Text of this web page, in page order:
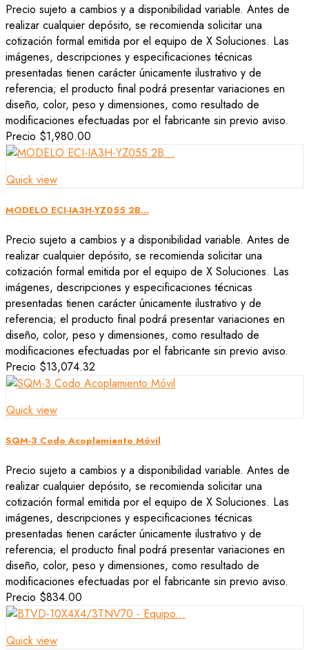
Precio sujeto a cambios y a disponibilidad variable. Antes de
realizar cualquier depósito, se recomienda solicitar una
cotización formal emitida por el equipo de X Soluciones. Las
imágenes, descripciones y especificaciones técnicas
presentadas tienen carácter únicamente ilustrativo y de
referencia; el producto final podrá presentar variaciones en
diseño, color, peso y dimensiones, como resultado de
modificaciones efectuadas por el fabricante sin previo aviso.
Precio $1,980.00
Quick view
MODELO ECI-IA3H-YZ055 2B...
Precio sujeto a cambios y a disponibilidad variable. Antes de
realizar cualquier depósito, se recomienda solicitar una
cotización formal emitida por el equipo de X Soluciones. Las
imágenes, descripciones y especificaciones técnicas
presentadas tienen carácter únicamente ilustrativo y de
referencia; el producto final podrá presentar variaciones en
diseño, color, peso y dimensiones, como resultado de
modificaciones efectuadas por el fabricante sin previo aviso.
Precio $13,074.32
Quick view
SQM-3 Codo Acoplamiento Móvil
Precio sujeto a cambios y a disponibilidad variable. Antes de
realizar cualquier depósito, se recomienda solicitar una
cotización formal emitida por el equipo de X Soluciones. Las
imágenes, descripciones y especificaciones técnicas
presentadas tienen carácter únicamente ilustrativo y de
referencia; el producto final podrá presentar variaciones en
diseño, color, peso y dimensiones, como resultado de
modificaciones efectuadas por el fabricante sin previo aviso.
Precio $834.00
Quick view